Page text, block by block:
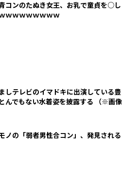
青コンのたぬき女王、お乳で童貞を○し
ｗｗｗｗｗｗｗｗ
しテレビのイマドキに出演している豊
んでもない水着姿を披露する （※画像
ノの「弱者男性合コン」、発見される